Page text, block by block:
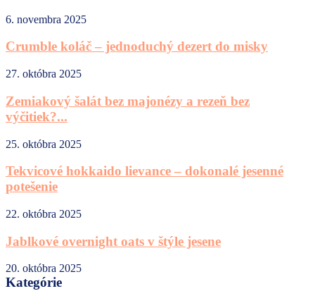
6. novembra 2025
Crumble koláč – jednoduchý dezert do misky
27. októbra 2025
Zemiakový šalát bez majonézy a rezeň bez
výčitiek?...
25. októbra 2025
Tekvicové hokkaido lievance – dokonalé jesenné
potešenie
22. októbra 2025
Jablkové overnight oats v štýle jesene
20. októbra 2025
Kategórie